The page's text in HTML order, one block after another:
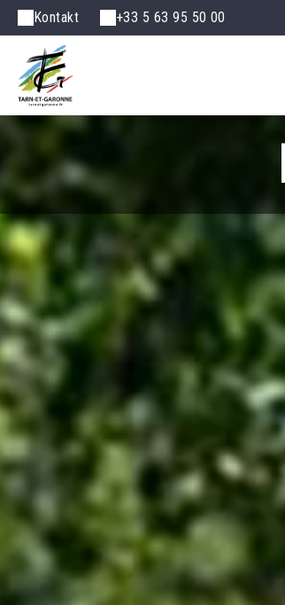
Kontakt +33 5 63 95 50 00